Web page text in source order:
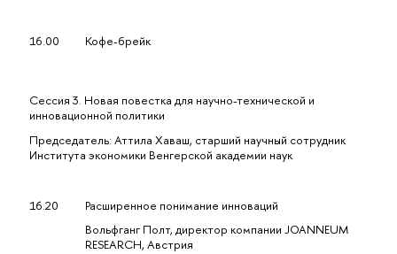
16.00 Кофе-брейк
Сессия 3. Новая повестка для научно-технической и
инновационной политики
Председатель: Аттила Хаваш, старший научный сотрудник
Института экономики Венгерской академии наук
16.20
Расширенное понимание инноваций
Вольфганг Полт, директор компании JOANNEUM
RESEARCH, Австрия